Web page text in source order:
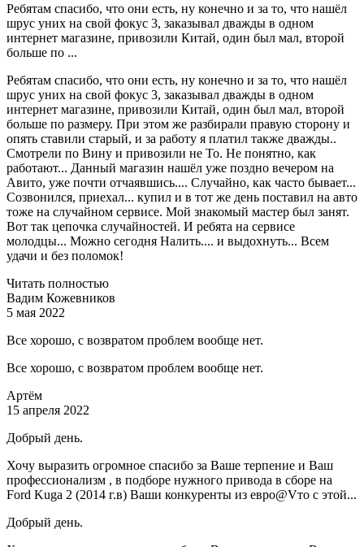
Ребятам спасибо, что они есть, ну конечно и за то, что нашёл
шрус уних на свой фокус 3, заказывал дважды в одном
интернет магазине, привозили Китай, один был мал, второй
больше по ...
Ребятам спасибо, что они есть, ну конечно и за то, что нашёл
шрус уних на свой фокус 3, заказывал дважды в одном
интернет магазине, привозили Китай, один был мал, второй
больше по размеру. При этом же разбирали правую сторону и
опять ставили старый, и за работу я платил также дважды..
Смотрели по Вину и привозили не То. Не понятно, как
работают... Данный магазин нашёл уже поздно вечером на
Авито, уже почти отчаявшись.... Случайно, как часто бывает...
Созвонился, приехал... купил и в тот же день поставил на авто
тоже на случайном сервисе. Мой знакомый мастер был занят.
Вот так цепочка случайностей. И ребята на сервисе
молодцы... Можно сегодня Налить.... и выдохнуть... Всем
удачи и без поломок!
Читать полностью
Вадим Кожевников
5 мая 2022
Все хорошо, с возвратом проблем вообще нет.
Все хорошо, с возвратом проблем вообще нет.
Артём
15 апреля 2022
Добрый день.
Хочу выразить огромное спасибо за Ваше терпение и Ваш
профессионализм , в подборе нужного привода в сборе на
Ford Kuga 2 (2014 г.в) Ваши конкуренты из евро@Vто с этой...
Добрый день.